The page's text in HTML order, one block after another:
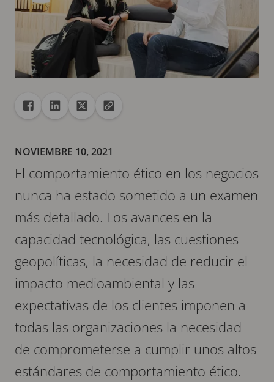
Recurso compartido
Compartir en Facebook
Compartir en Linkedin
Compartir en X
Copiar la url en el portapapeles
NOVIEMBRE 10, 2021
El comportamiento ético en los negocios
nunca ha estado sometido a un examen
más detallado. Los avances en la
capacidad tecnológica, las cuestiones
geopolíticas, la necesidad de reducir el
impacto medioambiental y las
expectativas de los clientes imponen a
todas las organizaciones la necesidad
de comprometerse a cumplir unos altos
estándares de comportamiento ético.